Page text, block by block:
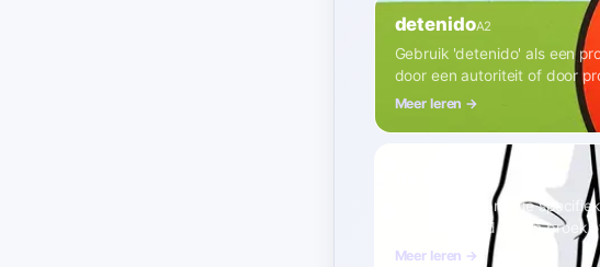
detenidoA2
Gebruik 'detenido' als een
door een autoriteit of door
Meer leren →
Dit woord gebruik je
een overhemd in een broek
Meer leren →